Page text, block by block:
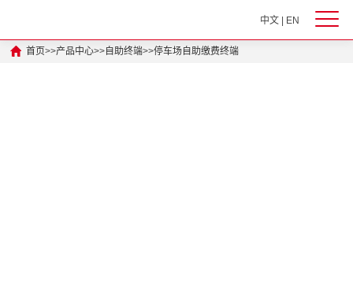
中文| EN
首页>>产品中心>>自助终端>>停车场自助缴费终端